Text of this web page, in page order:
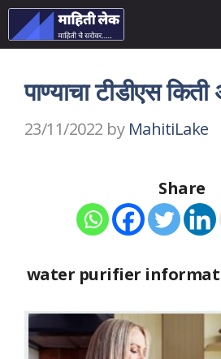
Skip
to
पाण्याचा टीडीएस किती
23/11/2022 by MahitiLake
Share
water purifier